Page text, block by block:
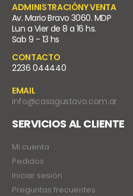
ADMINISTRACIÓNY VENTA
Av. Mario Bravo 3060. MDP
Lun a Vier de 8 a 16 hs.
Sab 9 - 13 hs
CONTACTO
2236 044440
EMAIL
info@casagustavo.com.ar
SERVICIOS AL CLIENTE
Mi cuenta
Pedidos
Iniciar sesión
Preguntas frecuentes